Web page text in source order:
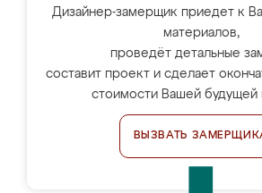
Дизайнер-замерщик приедет к
материалов,
проведёт детальные
составит проект и сделает
стоимости Вашей будущей
ВЫЗВАТЬ